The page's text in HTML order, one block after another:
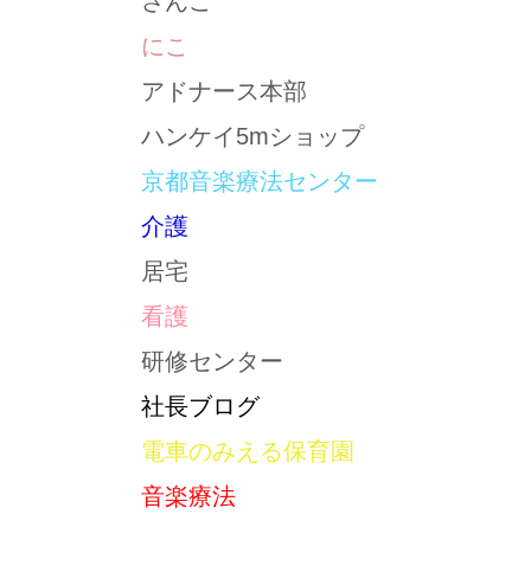
にこ
アドナース本部
ハンケイ5mショップ
京都音楽療法センター
介護
居宅
看護
研修センター
社長ブログ
電車のみえる保育園
音楽療法